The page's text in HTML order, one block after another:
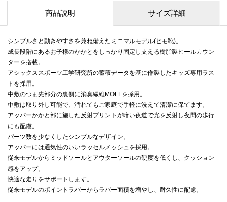
商品説明 サイズ詳細
シンプルさと動きやすさを兼ね備えたミニマルモデル(ヒモ靴)。
成長段階にあるお子様のかかとをしっかり固定し支える樹脂製ヒールカウン
ターを搭載。
アシックススポーツ工学研究所の蓄積データを基に作製したキッズ専用ラス
トを採用。
中敷のつま先部分の裏側に消臭繊維MOFFを採用。
中敷は取り外し可能で、汚れてもご家庭で手軽に洗えて清潔に保てます。
アッパーかかと部に施した反射プリントが暗い夜道で光を反射し夜間の歩行
にも配慮。
パーツ数を少なくしたシンプルなデザイン。
アッパーには通気性のいいラッセルメッシュを採用。
従来モデルからミッドソールとアウターソールの硬度を低くし、クッション
感をアップ。
快適な走りをサポートします。
従来モデルのポイントラバーからラバー面積を増やし、耐久性に配慮。